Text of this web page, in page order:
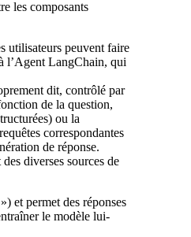
les composants
utilisateurs peuvent faire
l’Agent LangChain, qui
dit, contrôlé par
de la question,
ou la
correspondantes
de réponse.
diverses sources de
et permet des réponses
le modèle lui-